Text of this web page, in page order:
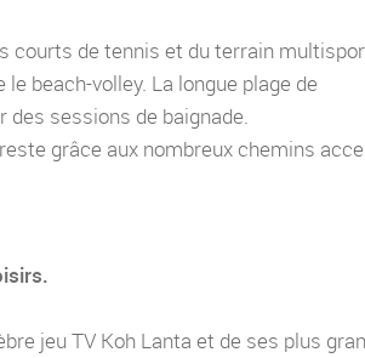
courts de tennis et du terrain
beach-volley. La longue plage de
des sessions de baignade.
grâce aux nombreux chemins
jeu TV Koh Lanta et de ses plus